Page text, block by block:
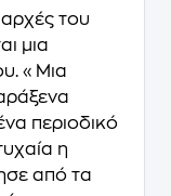
αρχές του
μια
«Μια
περιοδικό
η
από τα